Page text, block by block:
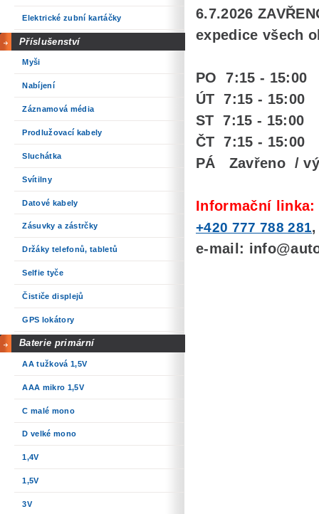
Elektrické zubní kartáčky
Příslušenství
Myši
Nabíjení
Záznamová média
Prodlužovací kabely
Sluchátka
Svítilny
Datové kabely
Zásuvky a zástrčky
Držáky telefonů, tabletů
Selfie tyče
Čističe displejů
GPS lokátory
Baterie primární
AA tužková 1,5V
AAA mikro 1,5V
C malé mono
D velké mono
1,4V
1,5V
3V
6.7.2026
expedice všech
PO 7:15 - 15:00
ÚT 7:15 - 15:00
ST 7:15 - 15:00
ČT 7:15 - 15:00
PÁ Zavřeno /
Informační linka:
+420 777 788 281,
e-mail: